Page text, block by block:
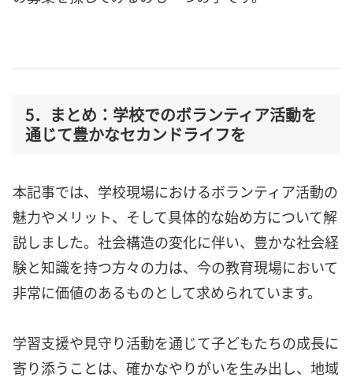
5．まとめ：学校でのボランティア活動を
通じて豊かなセカンドライフを
本記事では、学校現場におけるボランティア活動の
魅力やメリット、そして具体的な始め方について解
説しました。社会構造の変化に伴い、豊かな社会経
験と知識を持つ方々の力は、今の教育現場において
非常に価値のあるものとして求められています。
学習支援や見守り活動を通じて子どもたちの成長に
寄り添うことは、確かなやりがいを生み出し、地域